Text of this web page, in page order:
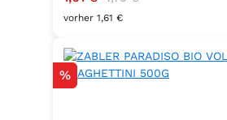
% vegan und glutenfrei –
zum Würzen von Pasta,
Fisch, Gemüse und
vorher 1,61 €
Rabatt
%